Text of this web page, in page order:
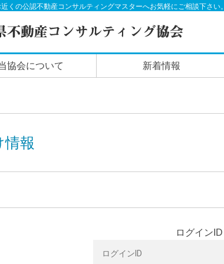
くの公認不動産コンサルティングマスターへお気軽にご相談下さい。
協会について 新着情報
情報
ログインID